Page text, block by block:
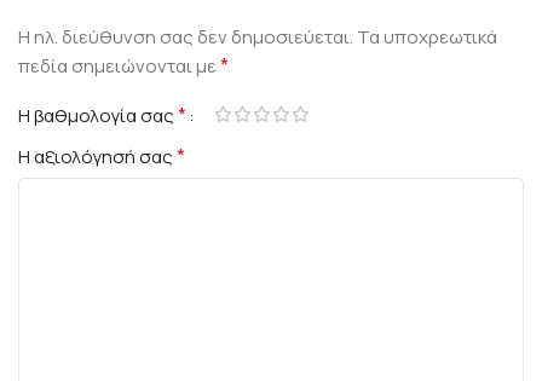
Η ηλ. διεύθυνση σας δεν δημοσιεύεται. Τα υποχρεωτικά
πεδία σημειώνονται με*
Η βαθμολογία σας*
Η αξιολόγησή σας*